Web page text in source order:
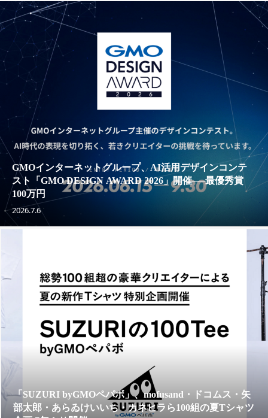
GMOインターネットグループ、AI活用デザインコンテ
スト「GMO DESIGN AWARD 2026」開催──最優秀賞
100万円
2026.7.6
「SUZURI byGMOペパボ」、mofusand・ドコムス・矢
部太郎・あらゐけいいち・カネヒラら100組の夏Tシャツ